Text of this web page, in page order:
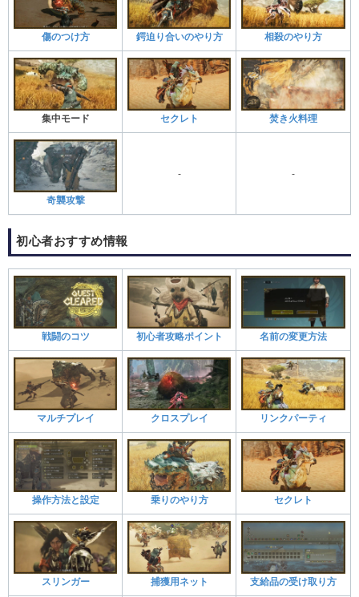
傷のつけ方 鍔迫り合いのやり方 相殺のやり方
集中モード セクレト 焚き火料理
奇襲攻撃
- -
初心者おすすめ情報
戦闘のコツ 初心者攻略ポイント 名前の変更方法
マルチプレイ クロスプレイ リンクパーティ
操作方法と設定 乗りのやり方 セクレト
スリンガー 捕獲用ネット 支給品の受け取り方